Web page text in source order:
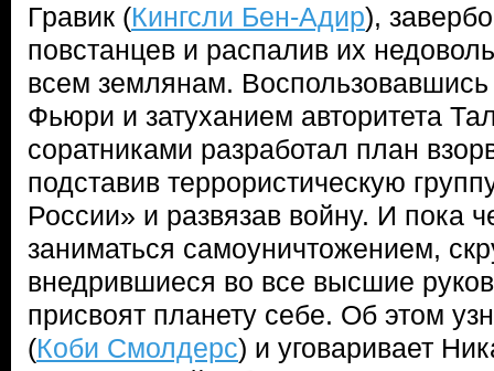
Гравик (Кингсли Бен-Адир),
повстанцев и распалив их
всем землянам.
Фьюри и затуханием авторитета
соратниками разработал план
подставив террористическую
России» и развязав войну. И пока
заниматься самоуничтожением,
внедрившиеся во все высшие
присвоят планету себе. Об этом
(Коби Смолдерс) и уговаривает